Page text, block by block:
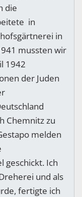
die
in
in
mussten wir
1942
der Juden
Chemnitz zu
melden
geschickt. Ich
und als
fertigte ich